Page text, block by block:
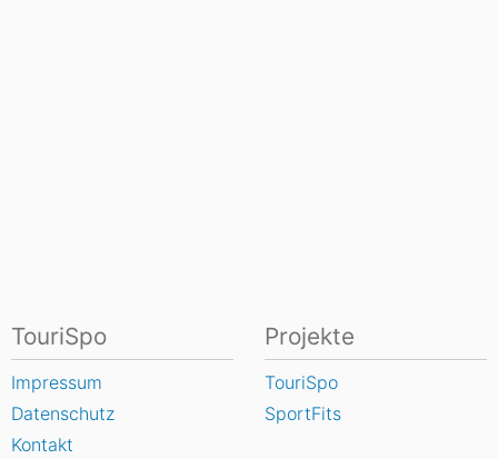
TouriSpo
Impressum
Datenschutz
Kontakt
Projekte
TouriSpo
SportFits